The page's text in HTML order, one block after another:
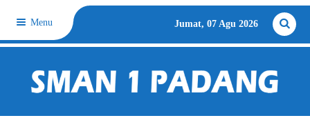
Menu Jumat, 07 Agu 2026